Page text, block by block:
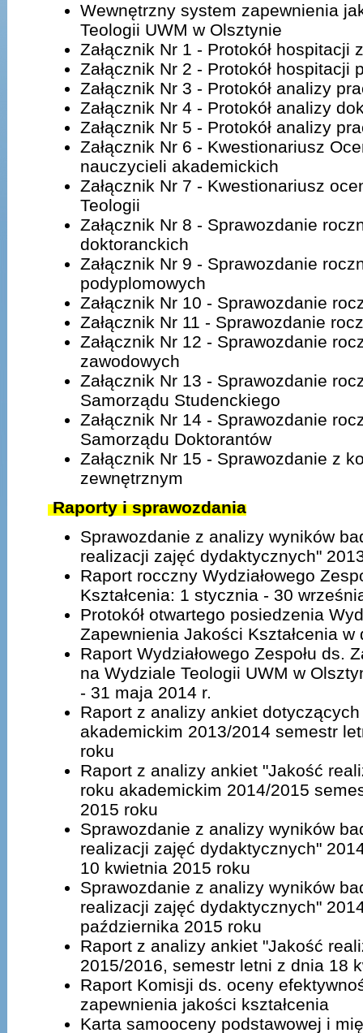
Wewnętrzny system zapewnienia
Teologii UWM w Olsztynie
Załącznik Nr 1 - Protokół hospitacji
Załącznik Nr 2 - Protokół
Załącznik Nr 3 - Protokół analizy
Załącznik Nr 4 - Protokół analizy
Załącznik Nr 5 - Protokół analizy
Załącznik Nr 6 - Kwestionariusz
nauczycieli akademickich
Załącznik Nr 7 - Kwestionariusz
Teologii
Załącznik Nr 8 - Sprawozdanie
doktoranckich
Załącznik Nr 9 - Sprawozdanie
podyplomowych
Załącznik Nr 10 - Sprawozdanie
Załącznik Nr 11 - Sprawozdanie
Załącznik Nr 12 - Sprawozdanie
zawodowych
Załącznik Nr 13 - Sprawozdanie
Samorządu Studenckiego
Załącznik Nr 14 - Sprawozdanie
Samorządu Doktorantów
Załącznik Nr 15 - Sprawozdanie z
zewnętrznym
Raporty i sprawozdania
Sprawozdanie z analizy wyników
realizacji zajęć dydaktycznych"
Raport rocczny Wydziałowego
Kształcenia: 1 stycznia - 30
Protokół otwartego posiedzenia
Zapewnienia Jakości Kształcenia
Raport Wydziałowego Zespołu ds.
na Wydziale Teologii UWM w
- 31 maja 2014 r.
Raport z analizy ankiet
akademickim 2013/2014 semestr
roku
Raport z analizy ankiet "Jakość
roku akademickim 2014/2015
2015 roku
Sprawozdanie z analizy wyników
realizacji zajęć dydaktycznych"
10 kwietnia 2015 roku
Sprawozdanie z analizy wyników
realizacji zajęć dydaktycznych"
października 2015 roku
Raport z analizy ankiet "Jakość
2015/2016, semestr letni z dnia 18
Raport Komisji ds. oceny
zapewnienia jakości kształcenia
Karta samooceny podstawowej i